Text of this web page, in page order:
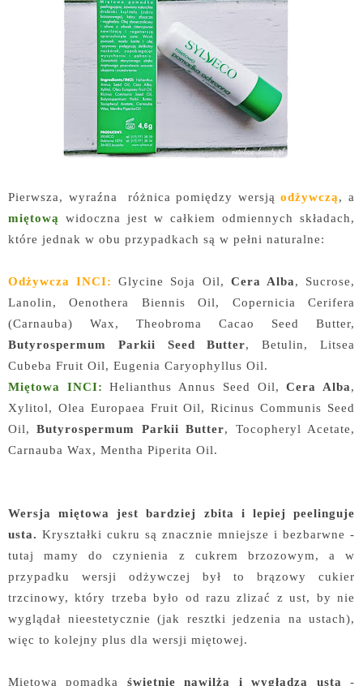
Pierwsza, wyraźna różnica pomiędzy wersjąodżywczą, a
miętową widoczna jest w całkiem odmiennych składach,
które jednak w obu przypadkach są w pełni naturalne:
Odżywcza INCI:Glycine Soja Oil, Cera Alba, Sucrose,
Lanolin, Oenothera Biennis Oil, Copernicia Cerifera
(Carnauba) Wax, Theobroma Cacao Seed Butter,
Butyrospermum Parkii Seed Butter, Betulin, Litsea
Cubeba Fruit Oil, Eugenia Caryophyllus Oil.
Miętowa INCI:Helianthus Annus Seed Oil,Cera Alba,
Xylitol, Olea Europaea Fruit Oil, Ricinus Communis Seed
Oil,Butyrospermum Parkii Butter, Tocopheryl Acetate,
Carnauba Wax, Mentha Piperita Oil.
Wersja miętowa jest bardziej zbita i lepiej peelinguje
usta. Kryształki cukru są znacznie mniejsze i bezbarwne -
tutaj mamy do czynienia z cukrem brzozowym, a w
przypadku wersji odżywczej był to brązowy cukier
trzcinowy, który trzeba było od razu zlizać z ust, by nie
wyglądał nieestetycznie (jak resztki jedzenia na ustach),
więc to kolejny plus dla wersji miętowej.
Miętowa pomadka świetnie nawilża i wygładza usta -